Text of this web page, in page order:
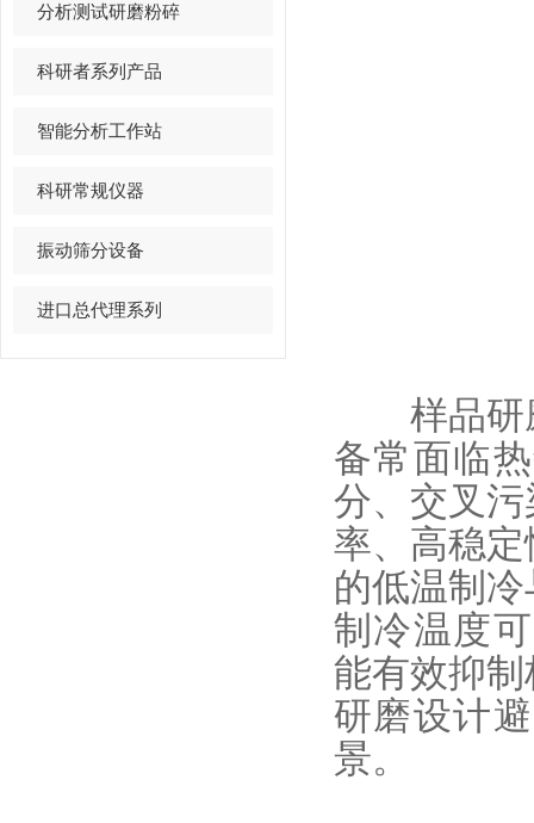
分析测试研磨粉碎
科研者系列产品
智能分析工作站
科研常规仪器
振动筛分设备
进口总代理系列
样品研磨
备常面临
分、交叉
率、高稳
的低温制
制冷温度
能有效抑
研磨设计
景。